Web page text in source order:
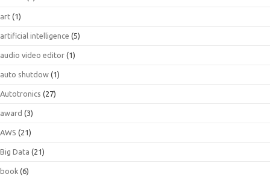
art (1)
artificial intelligence (5)
audio video editor (1)
auto shutdow (1)
Autotronics (27)
award (3)
AWS (21)
Big Data (21)
book (6)